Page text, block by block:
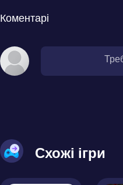
Коментарі
Схожі ігри